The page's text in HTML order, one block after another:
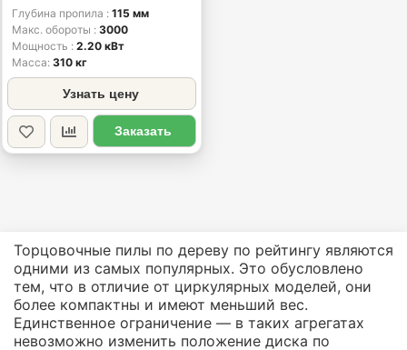
Глубина пропила
115 мм
Макс. обороты
3000
Мощность
2.20 кВт
Масса 310 кг
Узнать цену
Заказать
Торцовочные пилы по дереву по рейтингу являются
одними из самых популярных. Это обусловлено
тем, что в отличие от циркулярных моделей, они
более компактны и имеют меньший вес.
Единственное ограничение — в таких агрегатах
невозможно изменить положение диска по